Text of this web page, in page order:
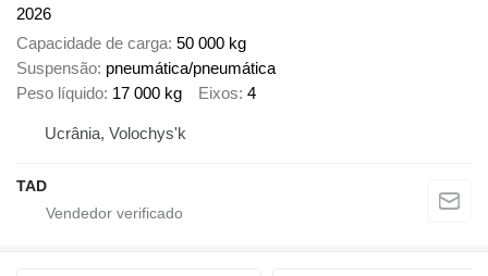
2026
Capacidade de carga 50 000 kg
Suspensão pneumática/pneumática
Peso líquido 17 000 kg Eixos 4
Ucrânia, Volochys'k
TAD